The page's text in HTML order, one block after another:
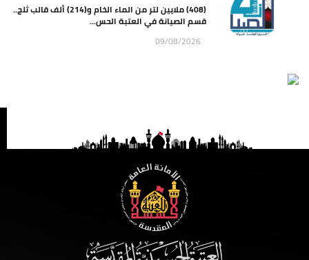
(408) ملايين لتر من الماء الخام و(214) ألف قالب ثلج..
قسم الصيانة في العتبة الحس...
09/08/2026